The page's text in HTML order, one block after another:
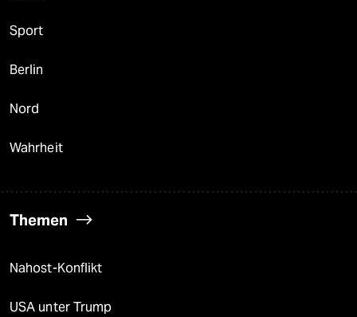
Sport
Berlin
Nord
Wahrheit
Themen
Nahost-Konflikt
USA unter Trump